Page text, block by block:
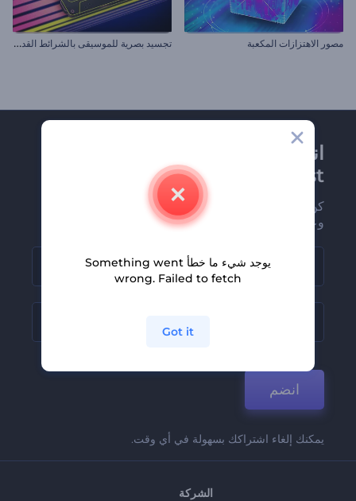
مصور الاهتزازات المكعبة ت
جسيد بصرية للموسيقى بالشرائط القديمة
انضم إلى نشرة
Renderforest الإخبارية
كن من بين أوائل من يستلمون أحدث أخبارنا
وعروضنا
انضم
يمكنك إلغاء اشتراكك بسهولة في أي وقت.
الشركة
يوجد شيء ما خطأ Something went
wrong. Failed to fetch
Got it